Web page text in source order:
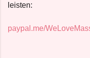
leisten:
paypal.me/